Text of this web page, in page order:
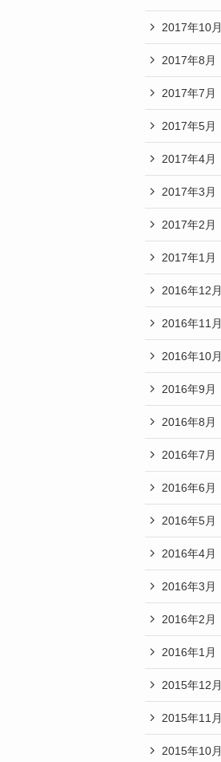
2017年10月
2017年8月
2017年7月
2017年5月
2017年4月
2017年3月
2017年2月
2017年1月
2016年12月
2016年11月
2016年10月
2016年9月
2016年8月
2016年7月
2016年6月
2016年5月
2016年4月
2016年3月
2016年2月
2016年1月
2015年12月
2015年11月
2015年10月